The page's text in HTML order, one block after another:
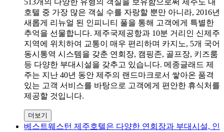
513개의 다양한 유형의 객실을 보유함으로써 제주도 내
호텔 중 가장 많은 객실 수를 자랑할 뿐만 아니라, 2016년
새롭게 리뉴얼 된 인피니티 풀을 통해 고객에게 특별한
추억을 선물합니다. 제주국제공항과 10분 거리인 신제주
지역에 위치하여 교통이 매우 편리하며 카지노, 5개 국어
동시통역 시스템을 갖춘 연회장, 캠핑존, 골프장, 키즈룸
등 다양한 부대시설을 갖추고 있습니다. 메종글래드 제
주는 지난 40년 동안 제주의 랜드마크로서 쌓아온 품격
있는 고객 서비스를 바탕으로 고객에게 편안한 휴식처를
제공할 것입니다.
더보기
베스트웨스턴 제주호텔은 다양한 연회장과 부대시설, 인